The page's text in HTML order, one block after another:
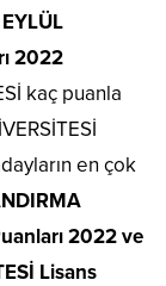
2022
kaç puanla
en çok
2022 ve
Lisans